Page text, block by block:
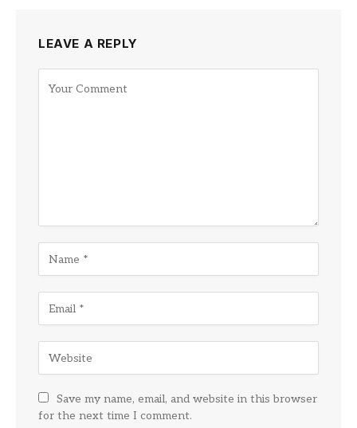
LEAVE A REPLY
Save my name, email, and website in this browser
for the next time I comment.